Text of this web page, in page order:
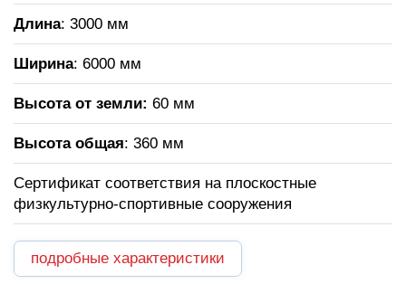
Длина: 3000 мм
Ширина: 6000 мм
Высота от земли: 60 мм
Высота общая: 360 мм
Сертификат соответствия на плоскостные
физкультурно-спортивные сооружения
подробные характеристики